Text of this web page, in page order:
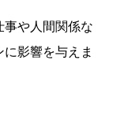
事や人間関係な
影響を与えま